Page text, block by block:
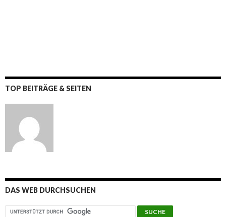
TOP BEITRÄGE & SEITEN
DAS WEB DURCHSUCHEN